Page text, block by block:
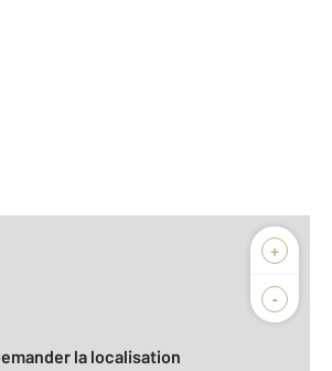
+
-
Biens vendus
Demander la localisation